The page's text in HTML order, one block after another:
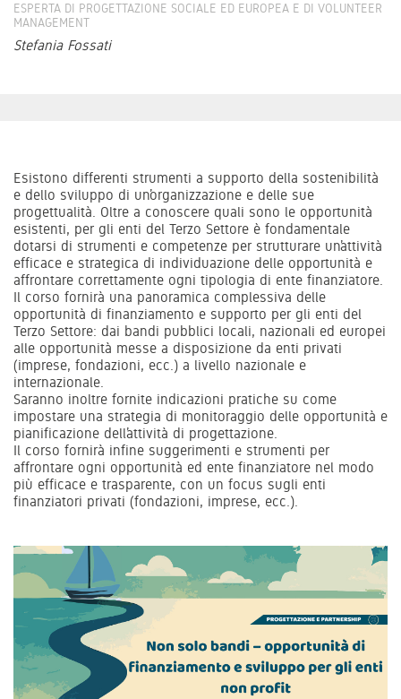
ESPERTA DI PROGETTAZIONE SOCIALE ED EUROPEA E DI VOLUNTEER
MANAGEMENT
Stefania Fossati
Esistono differenti strumenti a supporto della sostenibilità
e dello sviluppo di un’organizzazione e delle sue
progettualità. Oltre a conoscere quali sono le opportunità
esistenti, per gli enti del Terzo Settore è fondamentale
dotarsi di strumenti e competenze per strutturare un’attività
efficace e strategica di individuazione delle opportunità e
affrontare correttamente ogni tipologia di ente finanziatore.
Il corso fornirà una panoramica complessiva delle
opportunità di finanziamento e supporto per gli enti del
Terzo Settore: dai bandi pubblici locali, nazionali ed europei
alle opportunità messe a disposizione da enti privati
(imprese, fondazioni, ecc.) a livello nazionale e
internazionale.
Saranno inoltre fornite indicazioni pratiche su come
impostare una strategia di monitoraggio delle opportunità e
pianificazione dell’attività di progettazione.
Il corso fornirà infine suggerimenti e strumenti per
affrontare ogni opportunità ed ente finanziatore nel modo
più efficace e trasparente, con un focus sugli enti
finanziatori privati (fondazioni, imprese, ecc.).